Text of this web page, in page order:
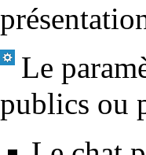
Le
publics ou